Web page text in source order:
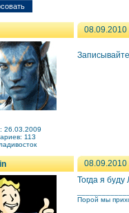
08.09.2010
26.03.2009
113
08.09.2010
Тогда я
Порой мы